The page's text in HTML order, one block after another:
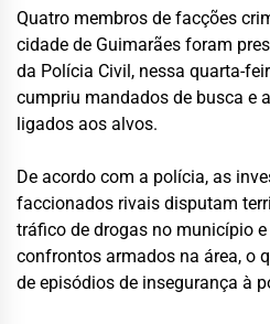
Quatro membros de facções
cidade de Guimarães foram
da Polícia Civil, nessa quarta-
cumpriu mandados de busca e
ligados aos alvos.
De acordo com a polícia, as
faccionados rivais disputam
tráfico de drogas no município
confrontos armados na área, o
de episódios de insegurança à